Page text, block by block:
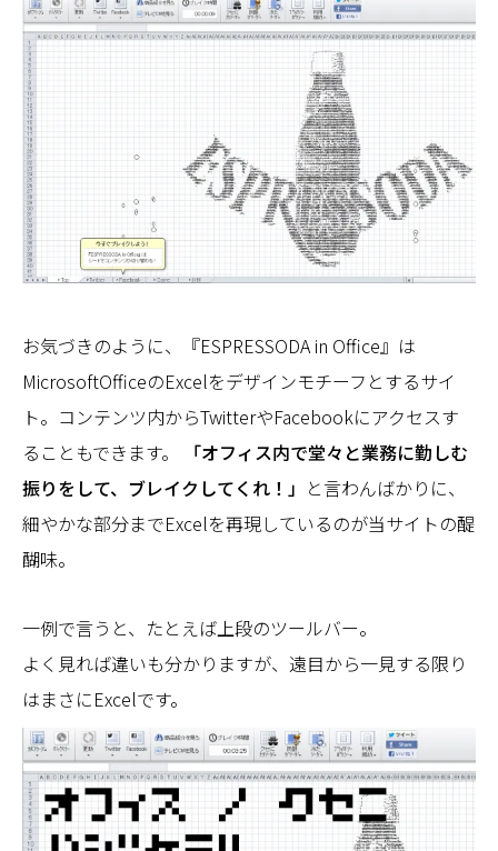
お気づきのように、『ESPRESSODA in Office』は
MicrosoftOfficeのExcelをデザインモチーフとするサイ
ト。コンテンツ内からTwitterやFacebookにアクセスす
ることもできます。
「オフィス内で堂々と業務に勤しむ
振りをして、ブレイクしてくれ！」 と言わんばかりに、
細やかな部分までExcelを再現しているのが当サイトの醍
醐味。
一例で言うと、たとえば上段のツールバー。
よく見れば違いも分かりますが、遠目から一見する限り
はまさにExcelです。